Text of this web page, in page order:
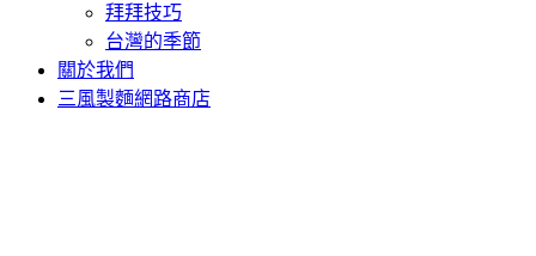
拜拜技巧
台灣的季節
關於我們
三風製麵網路商店